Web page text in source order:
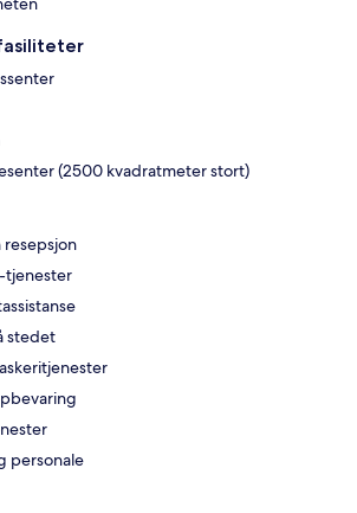
(2500 kvadratmeter stort)
tjenester
stedet
personale